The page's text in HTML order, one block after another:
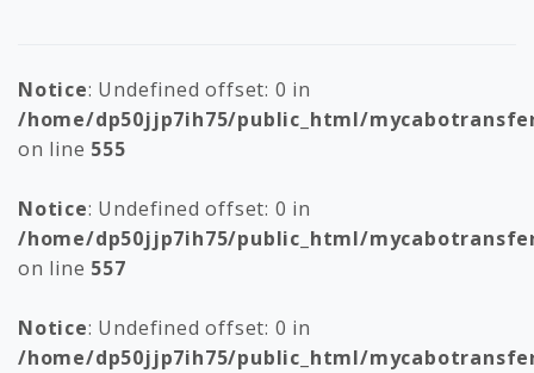
Notice: Undefined offset: 0 in
/home/dp50jjp7ih75/public_html/
on line 555
Notice: Undefined offset: 0 in
/home/dp50jjp7ih75/public_html/
on line 557
Notice: Undefined offset: 0 in
/home/dp50jjp7ih75/public_html/